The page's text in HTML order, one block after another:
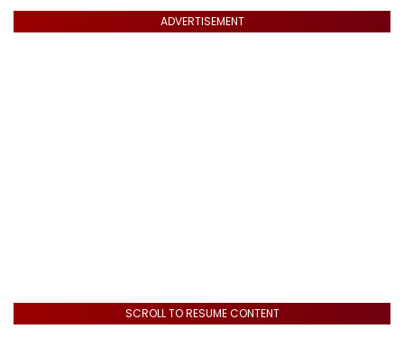
ADVERTISEMENT
SCROLL TO RESUME CONTENT